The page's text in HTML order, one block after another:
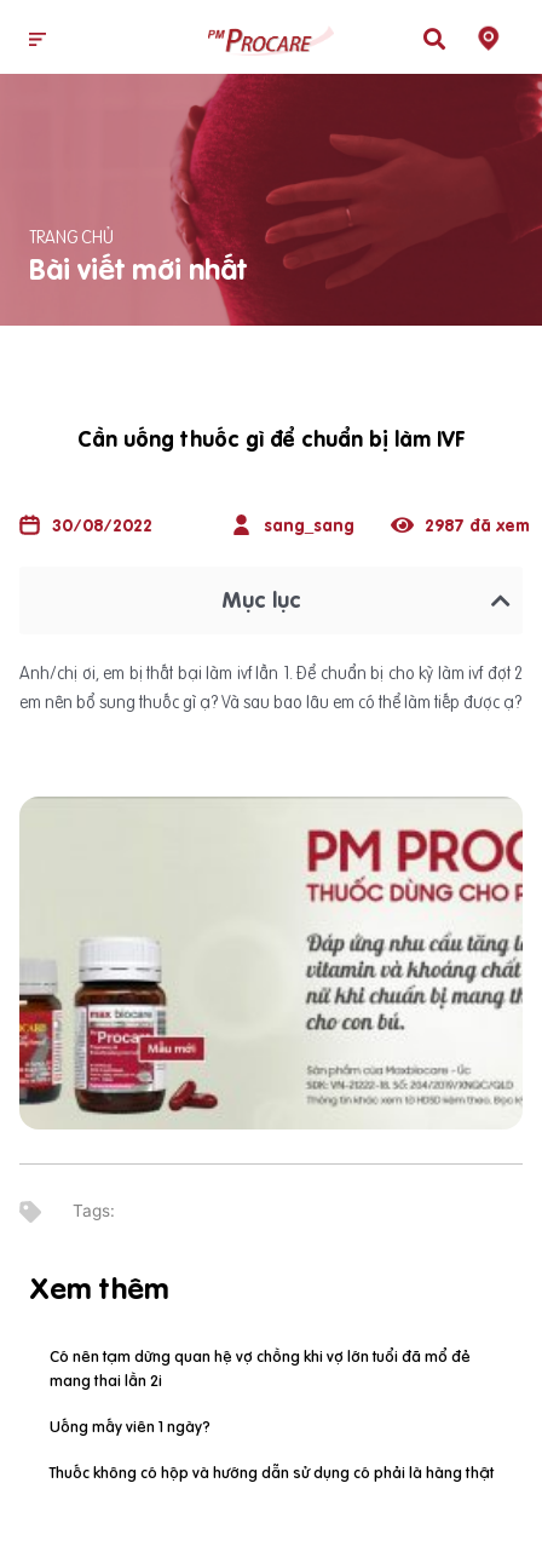
TRANG CHỦ
Bài viết mới nhất
Cần uống thuốc gì để chuẩn bị làm IVF
30/08/2022 sang_sang 2987 đã xem
Mục lục
Anh/chị ơi, em bị thất bại làm ivf lần 1. Để chuẩn bị cho kỳ làm ivf đợt 2
em nên bổ sung thuốc gì ạ? Và sau bao lâu em có thể làm tiếp được ạ?
Xem thêm
Có nên tạm dừng quan hệ vợ chồng khi vợ lớn tuổi đã mổ đẻ
mang thai lần 2i
Uống mấy viên 1 ngày?
Thuốc không có hộp và hướng dẫn sử dụng có phải là hàng thật